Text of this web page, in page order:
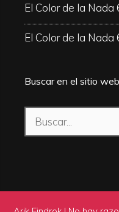
El Color de la Nada
El Color de la Nada
Buscar en el sitio web
Buscar: